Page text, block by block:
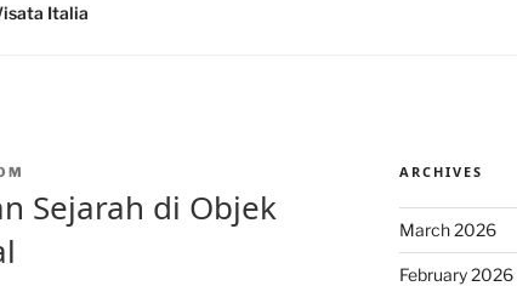
Italia
Sejarah di Objek
ARCHIVES
March 2026
February 2026